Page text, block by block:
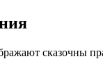
сказочны